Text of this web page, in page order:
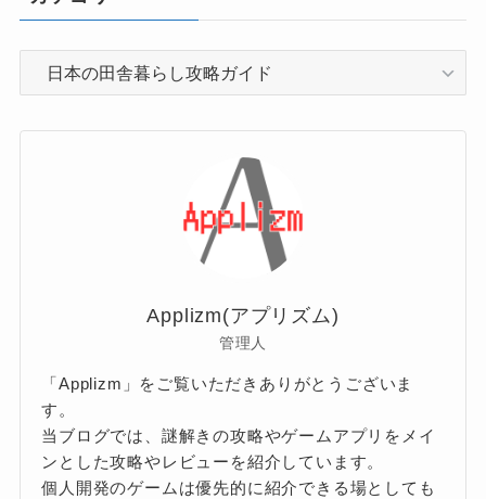
Applizm(アプリズム)
管理人
「Applizm」をご覧いただきありがとうございま
す。
当ブログでは、謎解きの攻略やゲームアプリをメイ
ンとした攻略やレビューを紹介しています。
個人開発のゲームは優先的に紹介できる場としても